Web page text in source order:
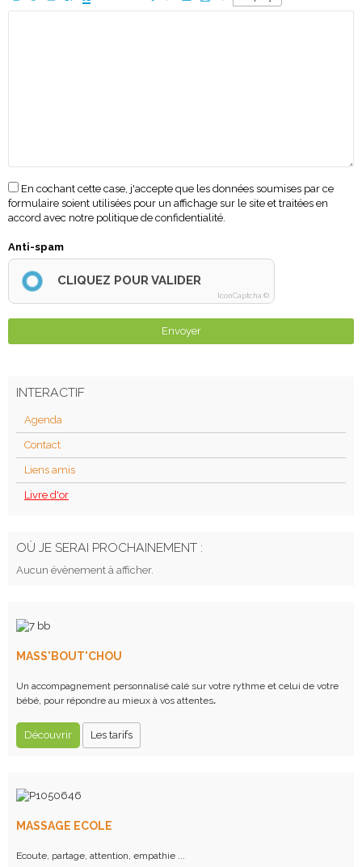
En cochant cette case, j'accepte que les données soumises par ce
formulaire soient utilisées pour un affichage sur le site et traitées en
accord avec notre politique de confidentialité.
Anti-spam
CLIQUEZ POUR VALIDER
IconCaptcha ©
Envoyer
INTERACTIF
Agenda
Contact
Liens amis
Livre d'or
OÙ JE SERAI PROCHAINEMENT :
Aucun évènement à afficher.
MASS'BOUT'CHOU
Un accompagnement personnalisé calé sur votre rythme et celui de votre
bébé, pour répondre au mieux à vos attentes.
Découvrir Les tarifs
MASSAGE ECOLE
Ecoute, partage, attention, empathie ...